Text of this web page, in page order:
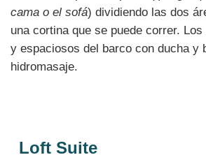
cama o el sofá) dividiendo las dos
una cortina que se puede correr.
y espaciosos del barco con ducha y
hidromasaje.
Loft Suite